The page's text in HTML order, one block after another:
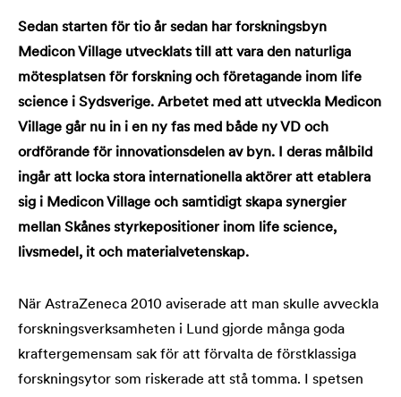
Sedan starten för tio år sedan har forskningsbyn
Medicon Village utvecklats till att vara den naturliga
mötesplatsen för forskning och företagande inom life
science i Sydsverige. Arbetet med att utveckla Medicon
Village går nu in i en ny fas med både ny VD och
ordförande för innovationsdelen av byn. I deras målbild
ingår att locka stora internationella aktörer att etablera
sig i Medicon Village och samtidigt skapa synergier
mellan Skånes styrkepositioner inom life science,
livsmedel, it och materialvetenskap.
När AstraZeneca 2010 aviserade att man skulle avveckla
forskningsverksamheten i Lund gjorde många goda
kraftergemensam sak för att förvalta de förstklassiga
forskningsytor som riskerade att stå tomma. I spetsen